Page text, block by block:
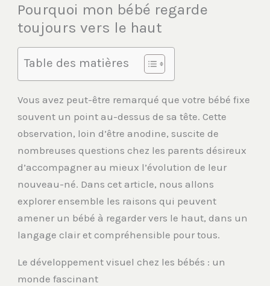
Pourquoi mon bébé regarde
toujours vers le haut
Table des matières
Vous avez peut-être remarqué que votre bébé fixe
souvent un point au-dessus de sa tête. Cette
observation, loin d’être anodine, suscite de
nombreuses questions chez les parents désireux
d’accompagner au mieux l’évolution de leur
nouveau-né. Dans cet article, nous allons
explorer ensemble les raisons qui peuvent
amener un bébé à regarder vers le haut, dans un
langage clair et compréhensible pour tous.
Le développement visuel chez les bébés : un
monde fascinant